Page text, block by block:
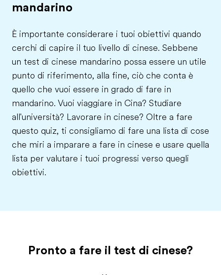
mandarino
È importante considerare i tuoi obiettivi quando
cerchi di capire il tuo livello di cinese. Sebbene
un test di cinese mandarino possa essere un utile
punto di riferimento, alla fine, ciò che conta è
quello che vuoi essere in grado di fare in
mandarino. Vuoi viaggiare in Cina? Studiare
all'università? Lavorare in cinese? Oltre a fare
questo quiz, ti consigliamo di fare una lista di cose
che miri a imparare a fare in cinese e usare quella
lista per valutare i tuoi progressi verso quegli
obiettivi.
Pronto a fare il test di cinese?